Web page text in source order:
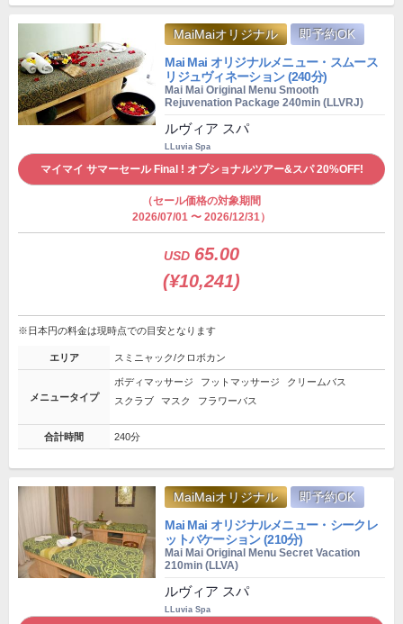
MaiMaiオリジナル
即予約OK
Mai Mai オリジナルメニュー・スムース
リジュヴィネーション (240分)
Mai Mai Original Menu Smooth
Rejuvenation Package 240min (LLVRJ)
ルヴィア スパ
LLuvia Spa
マイマイ サマーセール Final ! オプショナルツアー&スパ 20%OFF!
（セール価格の対象期間
2026/07/01 〜 2026/12/31）
USD 65.00
(¥10,241)
※日本円の料金は現時点での目安となります
エリア スミニャック/クロボカン
メニュータイプ
ボディマッサージ フットマッサージ
クリームバス
スクラブ
マスク フラワーバス
合計時間 240分
MaiMaiオリジナル
即予約OK
Mai Mai オリジナルメニュー・シークレ
ットバケーション (210分)
Mai Mai Original Menu Secret Vacation
210min (LLVA)
ルヴィア スパ
LLuvia Spa